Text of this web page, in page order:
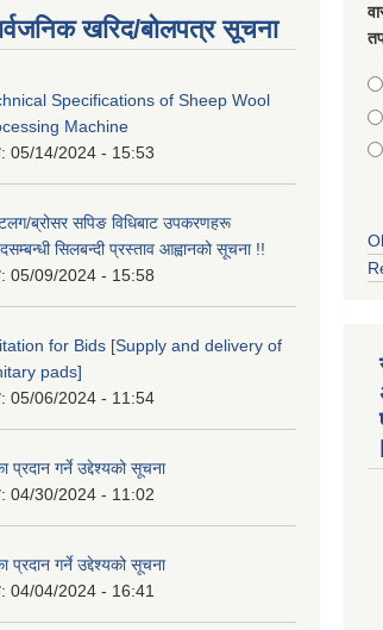
खरिद/बोलपत्र सूचना
Specifications of Sheep Wool
Machine
05/14/2024 - 15:53
ब्रोसर सपिङ विधिबाट उपकरणहरू
सिलबन्दी प्रस्ताव आह्वानको सूचना !!
05/09/2024 - 15:58
for Bids [Supply and delivery of
pads]
05/06/2024 - 11:54
प्रदान गर्ने उद्देश्यको सूचना
04/30/2024 - 11:02
प्रदान गर्ने उद्देश्यको सूचना
04/04/2024 - 16:41